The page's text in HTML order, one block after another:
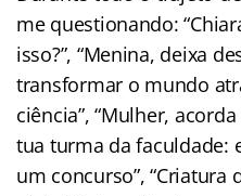
me questionando:
isso?”, “Menina, deixa
transformar o mundo
ciência”, “Mulher,
tua turma da faculdade:
um concurso”, “Criatura